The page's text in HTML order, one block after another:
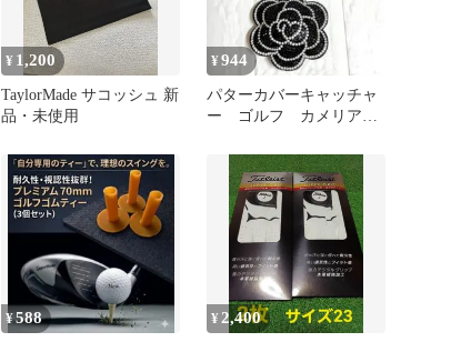
¥ 1,200
TaylorMade サコッシュ 新
品・未使用
¥944
パターカバーキャッチャ
ー ゴルフ カメリア
¥588 ¥ 2,400